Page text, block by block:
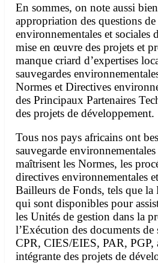
En sommes, on note aussi
appropriation des questions de
environnementales et sociales
mise en œuvre des projets et
manque criard d’expertises
sauvegardes
Normes et Directives
des Principaux Partenaires
des projets de développement.
Tous nos pays africains ont
sauvegarde
maîtrisent les Normes, les
directives environnementales
Bailleurs de Fonds, tels que la
qui sont disponibles pour
les Unités de gestion dans la
l’Exécution des documents de
CPR, CIES/EIES, PAR, PGP,
intégrante des projets de